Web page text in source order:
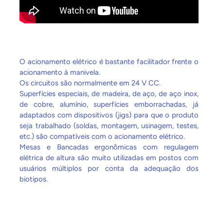
O acionamento elétrico é bastante facilitador frente o
acionamento à manivela.
Os circuitos são normalmente em 24 V CC.
Superfícies especiais, de madeira, de aço, de aço inox,
de cobre, alumínio, superfícies emborrachadas, já
adaptados com dispositivos (jigs) para que o produto
seja trabalhado (soldas, montagem, usinagem, testes,
etc.) são compatíveis com o acionamento elétrico.
Mesas e Bancadas ergonômicas com regulagem
elétrica de altura são muito utilizadas em postos com
usuários múltiplos por conta da adequação dos
biotipos.